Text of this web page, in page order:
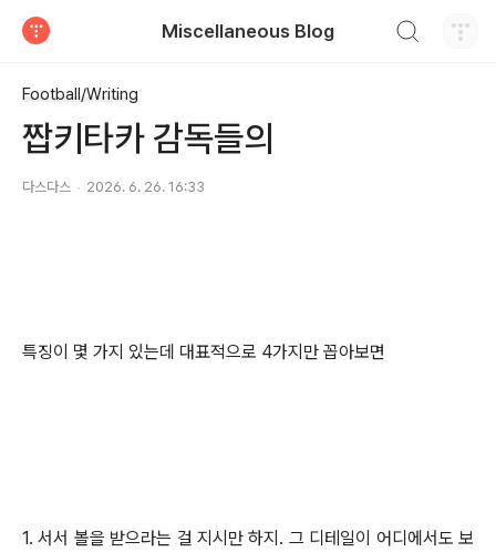
Miscellaneous Blog
Football/Writing
짭키타카 감독들의
다스다스 2026. 6. 26. 16:33
특징이 몇 가지 있는데 대표적으로 4가지만 꼽아보면
1. 서서 볼을 받으라는 걸 지시만 하지. 그 디테일이 어디에서도 보